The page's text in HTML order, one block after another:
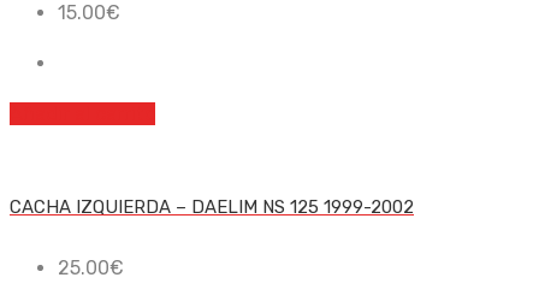
15.00€
CACHA IZQUIERDA – DAELIM NS 125 1999-2002
25.00€